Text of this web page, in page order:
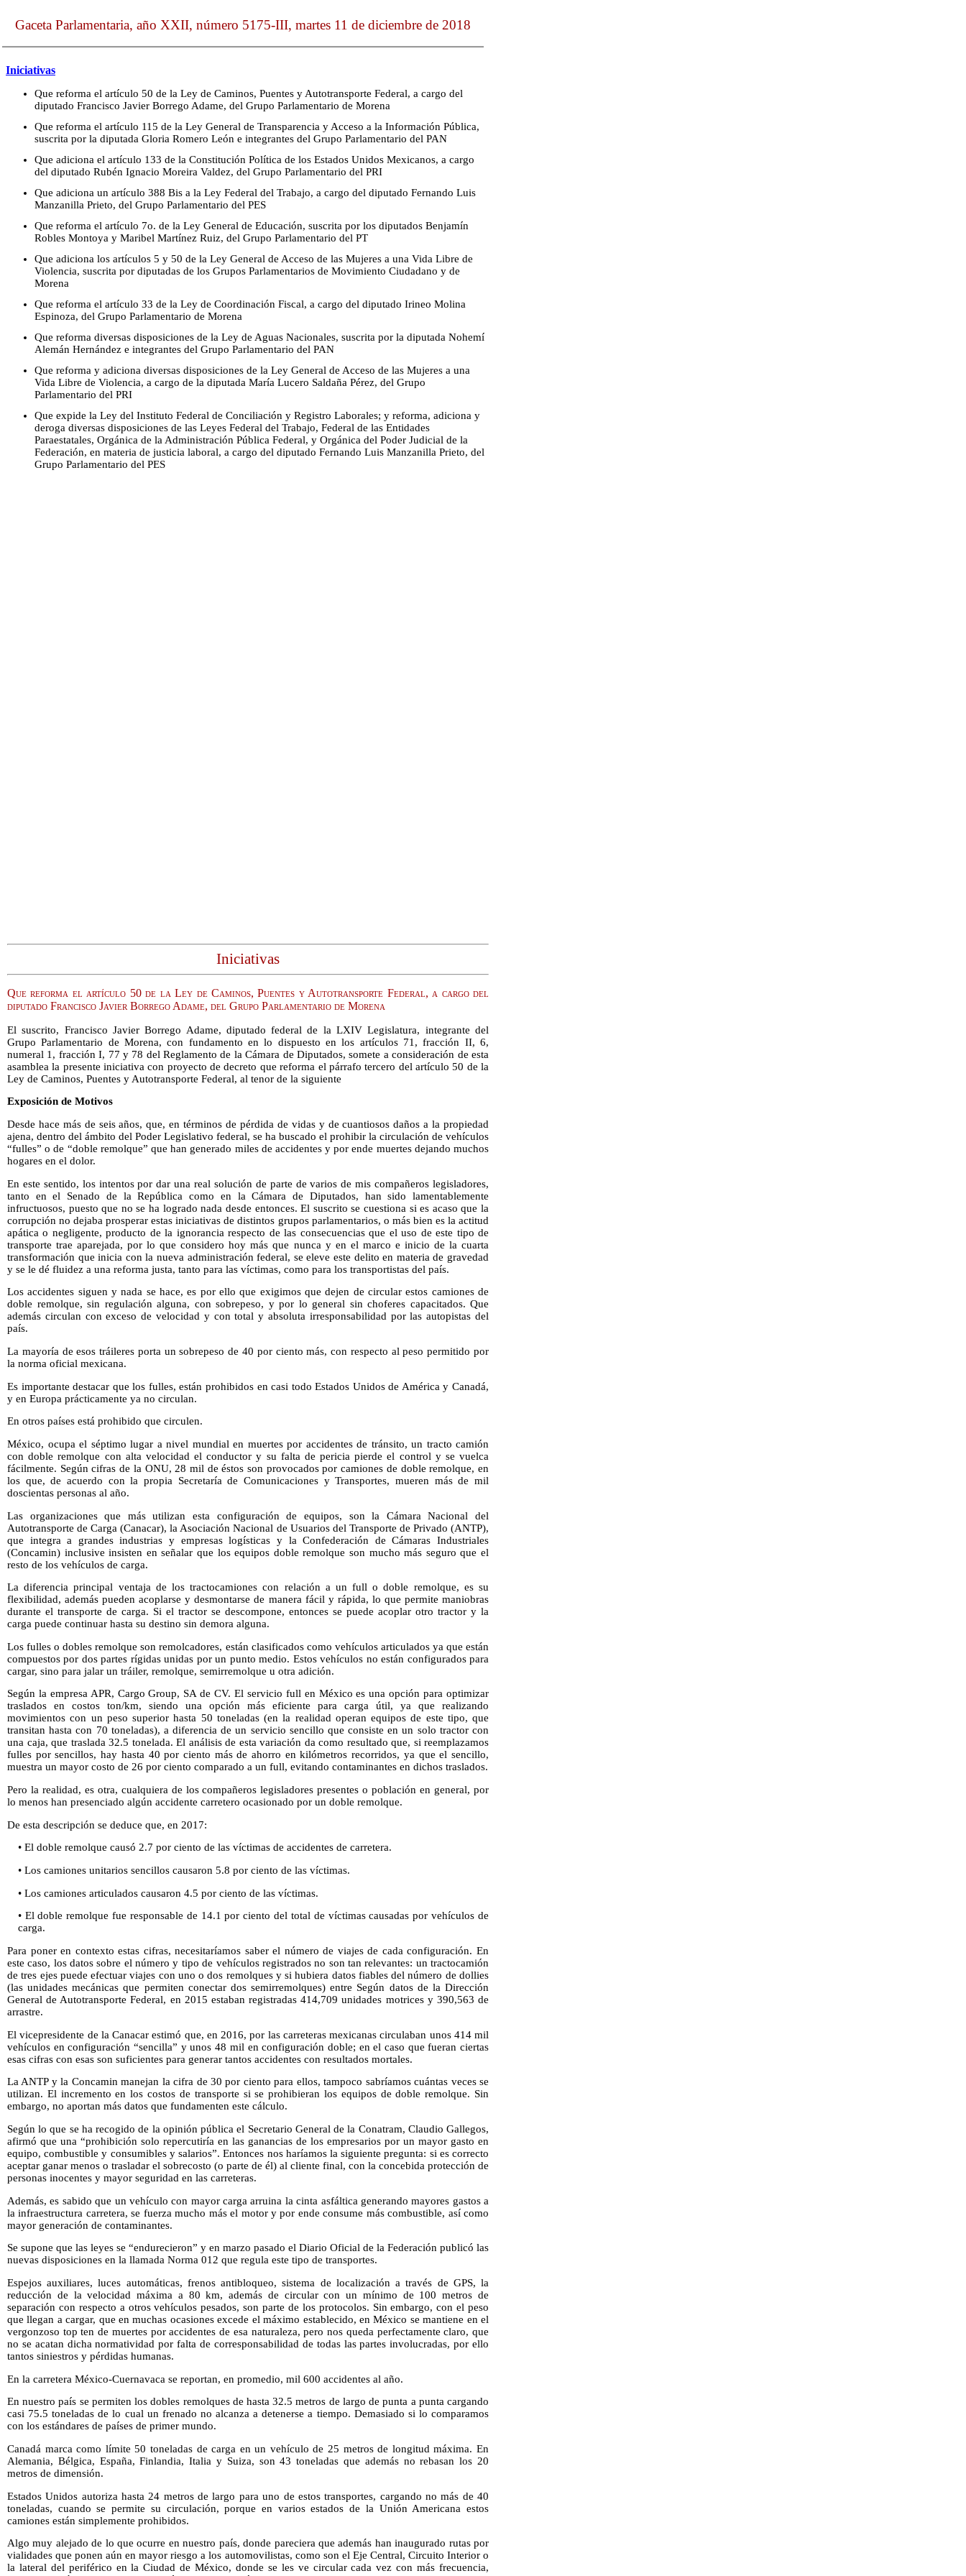
Gaceta Parlamentaria, año XXII, número 5175-III, martes 11 de diciembre de 2018
Iniciativas
Que reforma el artículo 50 de la Ley de Caminos, Puentes y Autotransporte Federal, a cargo del
diputado Francisco Javier Borrego Adame, del Grupo Parlamentario de Morena
Que reforma el artículo 115 de la Ley General de Transparencia y Acceso a la Información Pública,
suscrita por la diputada Gloria Romero León e integrantes del Grupo Parlamentario del PAN
Que adiciona el artículo 133 de la Constitución Política de los Estados Unidos Mexicanos, a cargo
del diputado Rubén Ignacio Moreira Valdez, del Grupo Parlamentario del PRI
Que adiciona un artículo 388 Bis a la Ley Federal del Trabajo, a cargo del diputado Fernando Luis
Manzanilla Prieto, del Grupo Parlamentario del PES
Que reforma el artículo 7o. de la Ley General de Educación, suscrita por los diputados Benjamín
Robles Montoya y Maribel Martínez Ruiz, del Grupo Parlamentario del PT
Que adiciona los artículos 5 y 50 de la Ley General de Acceso de las Mujeres a una Vida Libre de
Violencia, suscrita por diputadas de los Grupos Parlamentarios de Movimiento Ciudadano y de
Morena
Que reforma el artículo 33 de la Ley de Coordinación Fiscal, a cargo del diputado Irineo Molina
Espinoza, del Grupo Parlamentario de Morena
Que reforma diversas disposiciones de la Ley de Aguas Nacionales, suscrita por la diputada Nohemí
Alemán Hernández e integrantes del Grupo Parlamentario del PAN
Que reforma y adiciona diversas disposiciones de la Ley General de Acceso de las Mujeres a una
Vida Libre de Violencia, a cargo de la diputada María Lucero Saldaña Pérez, del Grupo
Parlamentario del PRI
Que expide la Ley del Instituto Federal de Conciliación y Registro Laborales; y reforma, adiciona y
deroga diversas disposiciones de las Leyes Federal del Trabajo, Federal de las Entidades
Paraestatales, Orgánica de la Administración Pública Federal, y Orgánica del Poder Judicial de la
Federación, en materia de justicia laboral, a cargo del diputado Fernando Luis Manzanilla Prieto, del
Grupo Parlamentario del PES
Iniciativas
Que reforma el artículo 50 de la Ley de Caminos, Puentes y Autotransporte Federal, a cargo del
diputado Francisco Javier Borrego Adame, del Grupo Parlamentario de Morena
El suscrito, Francisco Javier Borrego Adame, diputado federal de la LXIV Legislatura, integrante del
Grupo Parlamentario de Morena, con fundamento en lo dispuesto en los artículos 71, fracción II, 6,
numeral 1, fracción I, 77 y 78 del Reglamento de la Cámara de Diputados, somete a consideración de esta
asamblea la presente iniciativa con proyecto de decreto que reforma el párrafo tercero del artículo 50 de la
Ley de Caminos, Puentes y Autotransporte Federal, al tenor de la siguiente
Exposición de Motivos
Desde hace más de seis años, que, en términos de pérdida de vidas y de cuantiosos daños a la propiedad
ajena, dentro del ámbito del Poder Legislativo federal, se ha buscado el prohibir la circulación de vehículos
“fulles” o de “doble remolque” que han generado miles de accidentes y por ende muertes dejando muchos
hogares en el dolor.
En este sentido, los intentos por dar una real solución de parte de varios de mis compañeros legisladores,
tanto en el Senado de la República como en la Cámara de Diputados, han sido lamentablemente
infructuosos, puesto que no se ha logrado nada desde entonces. El suscrito se cuestiona si es acaso que la
corrupción no dejaba prosperar estas iniciativas de distintos grupos parlamentarios, o más bien es la actitud
apática o negligente, producto de la ignorancia respecto de las consecuencias que el uso de este tipo de
transporte trae aparejada, por lo que considero hoy más que nunca y en el marco e inicio de la cuarta
transformación que inicia con la nueva administración federal, se eleve este delito en materia de gravedad
y se le dé fluidez a una reforma justa, tanto para las víctimas, como para los transportistas del país.
Los accidentes siguen y nada se hace, es por ello que exigimos que dejen de circular estos camiones de
doble remolque, sin regulación alguna, con sobrepeso, y por lo general sin choferes capacitados. Que
además circulan con exceso de velocidad y con total y absoluta irresponsabilidad por las autopistas del
país.
La mayoría de esos tráileres porta un sobrepeso de 40 por ciento más, con respecto al peso permitido por
la norma oficial mexicana.
Es importante destacar que los fulles, están prohibidos en casi todo Estados Unidos de América y Canadá,
y en Europa prácticamente ya no circulan.
En otros países está prohibido que circulen.
México, ocupa el séptimo lugar a nivel mundial en muertes por accidentes de tránsito, un tracto camión
con doble remolque con alta velocidad el conductor y su falta de pericia pierde el control y se vuelca
fácilmente. Según cifras de la ONU, 28 mil de éstos son provocados por camiones de doble remolque, en
los que, de acuerdo con la propia Secretaría de Comunicaciones y Transportes, mueren más de mil
doscientas personas al año.
Las organizaciones que más utilizan esta configuración de equipos, son la Cámara Nacional del
Autotransporte de Carga (Canacar), la Asociación Nacional de Usuarios del Transporte de Privado (ANTP),
que integra a grandes industrias y empresas logísticas y la Confederación de Cámaras Industriales
(Concamin) inclusive insisten en señalar que los equipos doble remolque son mucho más seguro que el
resto de los vehículos de carga.
La diferencia principal ventaja de los tractocamiones con relación a un full o doble remolque, es su
flexibilidad, además pueden acoplarse y desmontarse de manera fácil y rápida, lo que permite maniobras
durante el transporte de carga. Si el tractor se descompone, entonces se puede acoplar otro tractor y la
carga puede continuar hasta su destino sin demora alguna.
Los fulles o dobles remolque son remolcadores, están clasificados como vehículos articulados ya que están
compuestos por dos partes rígidas unidas por un punto medio. Estos vehículos no están configurados para
cargar, sino para jalar un tráiler, remolque, semirremolque u otra adición.
Según la empresa APR, Cargo Group, SA de CV. El servicio full en México es una opción para optimizar
traslados en costos ton/km, siendo una opción más eficiente para carga útil, ya que realizando
movimientos con un peso superior hasta 50 toneladas (en la realidad operan equipos de este tipo, que
transitan hasta con 70 toneladas), a diferencia de un servicio sencillo que consiste en un solo tractor con
una caja, que traslada 32.5 tonelada. El análisis de esta variación da como resultado que, si reemplazamos
fulles por sencillos, hay hasta 40 por ciento más de ahorro en kilómetros recorridos, ya que el sencillo,
muestra un mayor costo de 26 por ciento comparado a un full, evitando contaminantes en dichos traslados.
Pero la realidad, es otra, cualquiera de los compañeros legisladores presentes o población en general, por
lo menos han presenciado algún accidente carretero ocasionado por un doble remolque.
De esta descripción se deduce que, en 2017:
• El doble remolque causó 2.7 por ciento de las víctimas de accidentes de carretera.
• Los camiones unitarios sencillos causaron 5.8 por ciento de las víctimas.
• Los camiones articulados causaron 4.5 por ciento de las víctimas.
• El doble remolque fue responsable de 14.1 por ciento del total de víctimas causadas por vehículos de
carga.
Para poner en contexto estas cifras, necesitaríamos saber el número de viajes de cada configuración. En
este caso, los datos sobre el número y tipo de vehículos registrados no son tan relevantes: un tractocamión
de tres ejes puede efectuar viajes con uno o dos remolques y si hubiera datos fiables del número de dollies
(las unidades mecánicas que permiten conectar dos semirremolques) entre Según datos de la Dirección
General de Autotransporte Federal, en 2015 estaban registradas 414,709 unidades motrices y 390,563 de
arrastre.
El vicepresidente de la Canacar estimó que, en 2016, por las carreteras mexicanas circulaban unos 414 mil
vehículos en configuración “sencilla” y unos 48 mil en configuración doble; en el caso que fueran ciertas
esas cifras con esas son suficientes para generar tantos accidentes con resultados mortales.
La ANTP y la Concamin manejan la cifra de 30 por ciento para ellos, tampoco sabríamos cuántas veces se
utilizan. El incremento en los costos de transporte si se prohibieran los equipos de doble remolque. Sin
embargo, no aportan más datos que fundamenten este cálculo.
Según lo que se ha recogido de la opinión pública el Secretario General de la Conatram, Claudio Gallegos,
afirmó que una “prohibición solo repercutiría en las ganancias de los empresarios por un mayor gasto en
equipo, combustible y consumibles y salarios”. Entonces nos haríamos la siguiente pregunta: si es correcto
aceptar ganar menos o trasladar el sobrecosto (o parte de él) al cliente final, con la concebida protección de
personas inocentes y mayor seguridad en las carreteras.
Además, es sabido que un vehículo con mayor carga arruina la cinta asfáltica generando mayores gastos a
la infraestructura carretera, se fuerza mucho más el motor y por ende consume más combustible, así como
mayor generación de contaminantes.
Se supone que las leyes se “endurecieron” y en marzo pasado el Diario Oficial de la Federación publicó las
nuevas disposiciones en la llamada Norma 012 que regula este tipo de transportes.
Espejos auxiliares, luces automáticas, frenos antibloqueo, sistema de localización a través de GPS, la
reducción de la velocidad máxima a 80 km, además de circular con un mínimo de 100 metros de
separación con respecto a otros vehículos pesados, son parte de los protocolos. Sin embargo, con el peso
que llegan a cargar, que en muchas ocasiones excede el máximo establecido, en México se mantiene en el
vergonzoso top ten de muertes por accidentes de esa naturaleza, pero nos queda perfectamente claro, que
no se acatan dicha normatividad por falta de corresponsabilidad de todas las partes involucradas, por ello
tantos siniestros y pérdidas humanas.
En la carretera México-Cuernavaca se reportan, en promedio, mil 600 accidentes al año.
En nuestro país se permiten los dobles remolques de hasta 32.5 metros de largo de punta a punta cargando
casi 75.5 toneladas de lo cual un frenado no alcanza a detenerse a tiempo. Demasiado si lo comparamos
con los estándares de países de primer mundo.
Canadá marca como límite 50 toneladas de carga en un vehículo de 25 metros de longitud máxima. En
Alemania, Bélgica, España, Finlandia, Italia y Suiza, son 43 toneladas que además no rebasan los 20
metros de dimensión.
Estados Unidos autoriza hasta 24 metros de largo para uno de estos transportes, cargando no más de 40
toneladas, cuando se permite su circulación, porque en varios estados de la Unión Americana estos
camiones están simplemente prohibidos.
Algo muy alejado de lo que ocurre en nuestro país, donde pareciera que además han inaugurado rutas por
vialidades que ponen aún en mayor riesgo a los automovilistas, como son el Eje Central, Circuito Interior o
la lateral del periférico en la Ciudad de México, donde se les ve circular cada vez con más frecuencia,